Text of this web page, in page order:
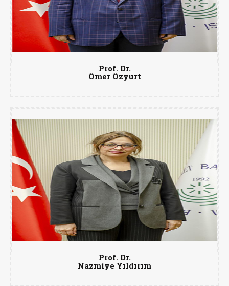
Prof. Dr.
Ömer Özyurt
Prof. Dr.
Nazmiye Yıldırım